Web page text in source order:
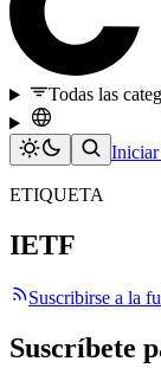
Todas las
Iniciar
ETIQUETA
IETF
Suscribirse a la
Suscríbete